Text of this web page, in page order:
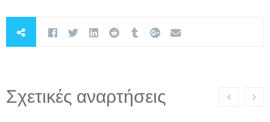
Σχετικές αναρτήσεις